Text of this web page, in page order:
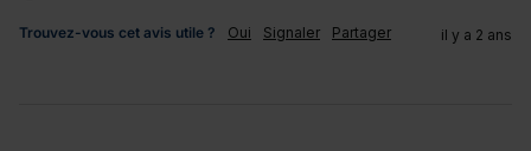
Trouvez-vous cet avis utile ? Oui Signaler Partager il y a 2 ans